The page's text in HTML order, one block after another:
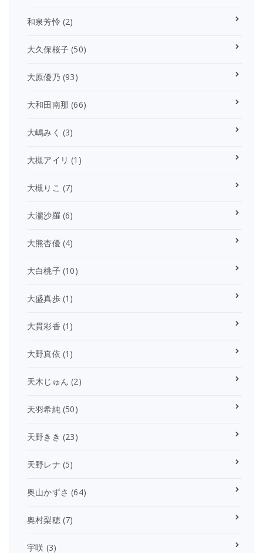
和泉芳怜 (2)
大久保桜子 (50)
大原優乃 (93)
大和田南那 (66)
大嶋みく (3)
大槻アイリ (1)
大槻りこ (7)
大瀧沙羅 (6)
大熊杏優(4)
大白桃子(10)
大盛真歩(1)
大貫彩香 (1)
大野真依 (1)
天木じゅん (2)
天羽希純(50)
天野きき (23)
天野レナ (5)
奥山かずさ (64)
奥村梨穂(7)
宇咲 (3)